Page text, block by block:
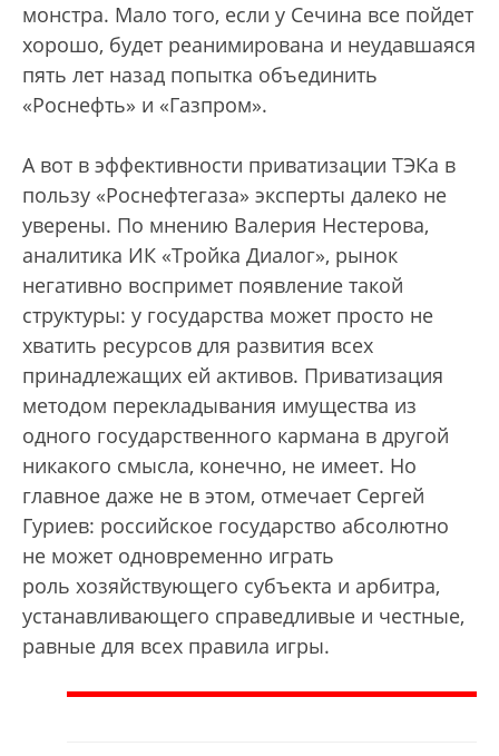
монстра. Мало того, если у Сечина все пойдет
хорошо, будет реанимирована и неудавшаяся
пять лет назад попытка объединить
«Роснефть» и «Газпром».
А вот в эффективности приватизации ТЭКа в
пользу «Роснефтегаза» эксперты далеко не
уверены. По мнению Валерия Нестерова,
аналитика ИК «Тройка Диалог», рынок
негативно воспримет появление такой
структуры: у государства может просто не
хватить ресурсов для развития всех
принадлежащих ей активов. Приватизация
методом перекладывания имущества из
одного государственного кармана в другой
никакого смысла, конечно, не имеет. Но
главное даже не в этом, отмечает Сергей
Гуриев: российское государство абсолютно
не может одновременно играть
роль хозяйствующего субъекта и арбитра,
устанавливающего справедливые и честные,
равные для всех правила игры.